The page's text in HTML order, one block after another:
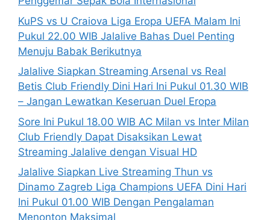
KuPS vs U Craiova Liga Eropa UEFA Malam Ini
Pukul 22.00 WIB Jalalive Bahas Duel Penting
Menuju Babak Berikutnya
Jalalive Siapkan Streaming Arsenal vs Real
Betis Club Friendly Dini Hari Ini Pukul 01.30 WIB
– Jangan Lewatkan Keseruan Duel Eropa
Sore Ini Pukul 18.00 WIB AC Milan vs Inter Milan
Club Friendly Dapat Disaksikan Lewat
Streaming Jalalive dengan Visual HD
Jalalive Siapkan Live Streaming Thun vs
Dinamo Zagreb Liga Champions UEFA Dini Hari
Ini Pukul 01.00 WIB Dengan Pengalaman
Menonton Maksimal